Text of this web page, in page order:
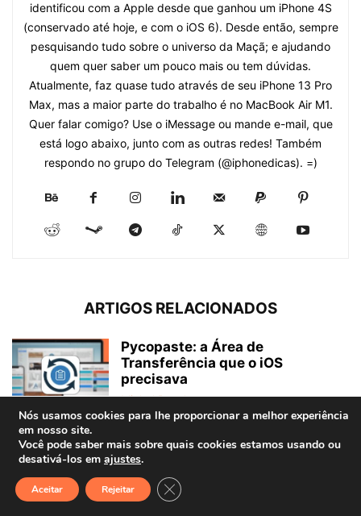
identificou com a Apple desde que ganhou um iPhone 4S
(conservado até hoje, e com o iOS 6). Desde então, sempre
pesquisando tudo sobre o universo da Maçã; e ajudando
quem quer saber um pouco mais ou tem dúvidas.
Atualmente, faz quase tudo através de seu iPhone 13 Pro
Max, mas a maior parte do trabalho é no MacBook Air M1.
Quer falar comigo? Use o iMessage ou mande e-mail, que
está logo abaixo, junto com as outras redes! Também
respondo no grupo do Telegram (@iphonedicas). =)
ARTIGOS RELACIONADOS
Pycopaste: a Área de
Transferência que o iOS
precisava
Michel Buschmann - 12/07/2025
Meu primeiro computador Apple:
por quê escolhi o Mac mini M2
Lucas Tito
Nós usamos cookies para lhe proporcionar a melhor experiência
em nosso site.
Você pode saber mais sobre quais cookies estamos usando ou
desativá-los em ajustes.
Aceitar Rejeitar Close GDPR Cookie Banner